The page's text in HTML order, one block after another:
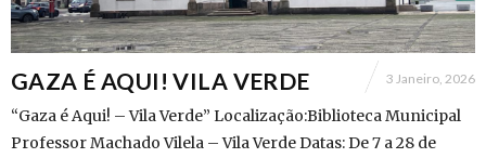
GAZA É AQUI! VILA VERDE 3 Janeiro, 2026
“Gaza é Aqui! – Vila Verde” Localização:Biblioteca Municipal
Professor Machado Vilela – Vila Verde Datas: De 7 a 28 de